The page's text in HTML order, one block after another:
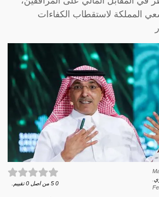
المملكة لاستقطاب الكفاءات
0
5 من اصل 0 تقييم.